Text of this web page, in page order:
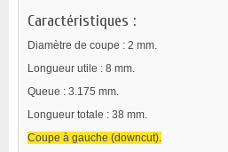
Caractéristiques :
Diamètre de coupe : 2 mm.
Longueur utile : 8 mm.
Queue : 3.175 mm.
Longueur totale : 38 mm.
Coupe à gauche (downcut).